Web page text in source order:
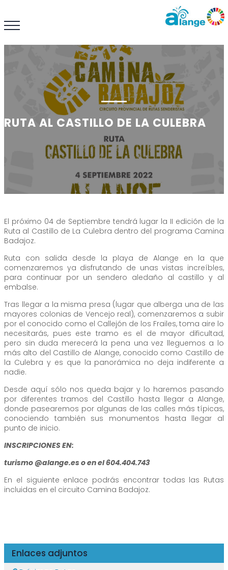
RUTA AL CASTILLO DE LA CULEBRA
El próximo 04 de Septiembre tendrá lugar la II edición de la
Ruta al Castillo de La Culebra dentro del programa Camina
Badajoz.
Ruta con salida desde la playa de Alange en la que
comenzaremos ya disfrutando de unas vistas increíbles,
para continuar por un sendero aledaño al castillo y al
embalse.
Tras llegar a la misma presa (lugar que alberga una de las
mayores colonias de Vencejo real), comenzaremos a subir
por el conocido como el Callejón de los Frailes, toma aire lo
necesitarás, pues este tramo es el de mayor dificultad,
pero sin duda merecerá la pena una vez lleguemos a lo
más alto del Castillo de Alange, conocido como Castillo de
la Culebra y es que la panorámica no deja indiferente a
nadie.
Desde aquí sólo nos queda bajar y lo haremos pasando
por diferentes tramos del Castillo hasta llegar a Alange,
donde pasearemos por algunas de las calles más típicas,
conociendo también sus monumentos hasta llegar al
punto de inicio.
INSCRIPCIONES EN:
turismo @alange.es o en el 604.404.743
En el siguiente enlace podrás encontrar todas las Rutas
incluidas en el circuito Camina Badajoz.
Enlaces adjuntos